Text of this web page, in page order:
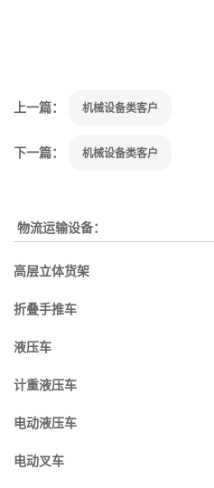
上一篇： 机械设备类客户
下一篇： 机械设备类客户
物流运输设备：
高层立体货架
折叠手推车
液压车
计重液压车
电动液压车
电动叉车